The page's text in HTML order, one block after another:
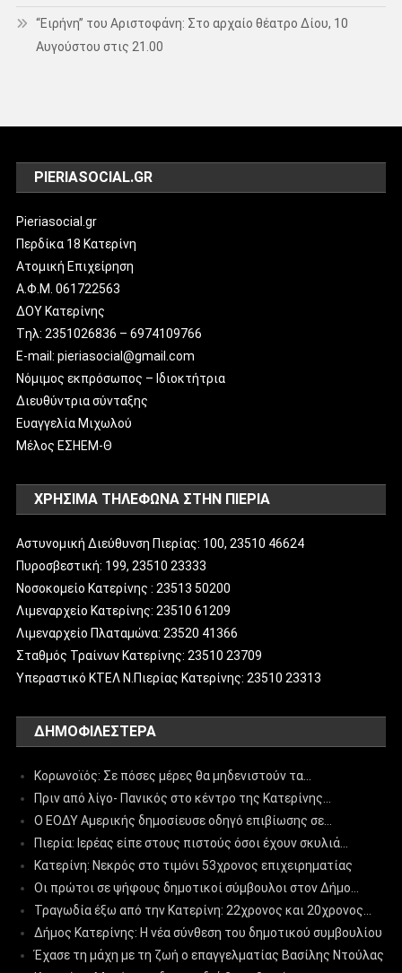
“Ειρήνη” του Αριστοφάνη: Στο αρχαίο θέατρο Δίου, 10
Αυγούστου στις 21.00
PIERIASOCIAL.GR
Pieriasocial.gr
Περδίκα 18 Κατερίνη
Ατομική Επιχείρηση
Α.Φ.Μ. 061722563
ΔΟΥ Κατερίνης
Tηλ: 2351026836 – 6974109766
E-mail: pieriasocial@gmail.com
Νόμιμος εκπρόσωπος – Ιδιοκτήτρια
Διευθύντρια σύνταξης
Ευαγγελία Μιχωλού
Μέλος ΕΣΗΕΜ-Θ
ΧΡΗΣΙΜΑ ΤΗΛΕΦΩΝΑ ΣΤΗΝ ΠΙΕΡΙΑ
Αστυνομική Διεύθυνση Πιερίας: 100, 23510 46624
Πυροσβεστική: 199, 23510 23333
Νοσοκομείο Κατερίνης : 23513 50200
Λιμεναρχείο Κατερίνης: 23510 61209
Λιμεναρχείο Πλαταμώνα: 23520 41366
Σταθμός Τραίνων Κατερίνης: 23510 23709
Υπεραστικό ΚΤΕΛ Ν.Πιερίας Κατερίνης: 23510 23313
ΔΗΜΟΦΙΛΈΣΤΕΡΑ
Κορωνοϊός: Σε πόσες μέρες θα μηδενιστούν τα…
Πριν από λίγο- Πανικός στο κέντρο της Κατερίνης…
Ο ΕΟΔΥ Αμερικής δημοσίευσε οδηγό επιβίωσης σε…
Πιερία: Ιερέας είπε στους πιστούς όσοι έχουν σκυλιά…
Κατερίνη: Νεκρός στο τιμόνι 53χρονος επιχειρηματίας
Οι πρώτοι σε ψήφους δημοτικοί σύμβουλοι στον Δήμο…
Τραγωδία έξω από την Κατερίνη: 22χρονος και 20χρονος…
Δήμος Κατερίνης: Η νέα σύνθεση του δημοτικού συμβουλίου
Έχασε τη μάχη με τη ζωή ο επαγγελματίας Βασίλης Ντούλας